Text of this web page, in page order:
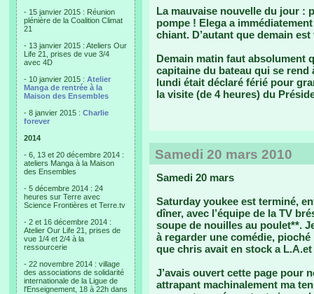
- 15 janvier 2015 : Réunion
plénière de la Coalition Climat
21
- 13 janvier 2015 : Ateliers Our
Life 21, prises de vue 3/4
avec 4D
- 10 janvier 2015 : Atelier
Manga de rentrée à la
Maison des Ensembles
- 8 janvier 2015 : Charlie
forever
2014
- 6, 13 et 20 décembre 2014 :
ateliers Manga à la Maison
des Ensembles
- 5 décembre 2014 : 24
heures sur Terre avec
Science Frontières et Terre.tv
- 2 et 16 décembre 2014 :
Atelier Our Life 21, prises de
vue 1/4 et 2/4 à la
ressourcerie
- 22 novembre 2014 : village
des associations de solidarité
internationale de la Ligue de
l'Enseignement, 18 à 22h dans
La mauvaise nouvelle du jour :
pompe ! Elega a
chiant. D’autant que demain est
Demain matin faut absolument
capitaine du bateau qui se rend
lundi était déclaré férié pour
la visite (de 4 heures) du
Samedi 20 mars 2010
Samedi 20 mars
Saturday youkee est terminé,
dîner, avec l’équipe de la TV
soupe de nouilles au poulet**.
à regarder une comédie,
que chris avait en stock a
J’avais ouvert cette page pour
attrapant machinalement ma